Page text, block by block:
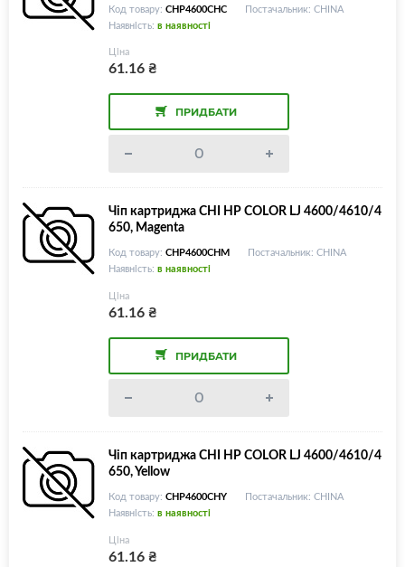
Код товару: CHP4600CHC
Постачальник: CHINA
Наявність: в наявності
Ціна
61.16₴
ПРИДБАТИ
Чіп картриджа CHI HP COLOR LJ 4600/4610/4
650, Magenta
Код товару: CHP4600CHM
Постачальник: CHINA
Наявність: в наявності
Ціна
61.16₴
ПРИДБАТИ
Чіп картриджа CHI HP COLOR LJ 4600/4610/4
650, Yellow
Код товару: CHP4600CHY
Постачальник: CHINA
Наявність: в наявності
Ціна
61.16₴